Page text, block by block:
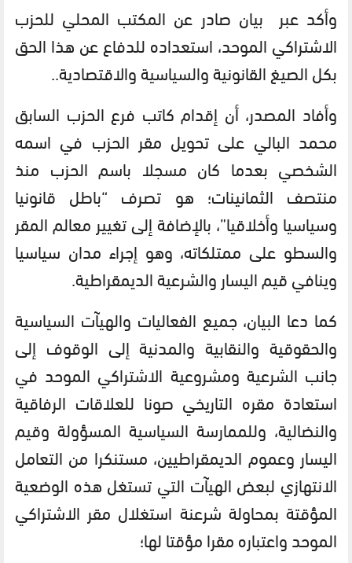
وأكد عبر بيان صادر عن المكتب المحلي للحزب
الاشتراكي الموحد، استعداده للدفاع عن هذا الحق
بكل الصيغ القانونية والسياسية والاقتصادية..
وأفاد المصدر، أن إقدام كاتب فرع الحزب السابق
محمد البالي على تحويل مقر الحزب في اسمه
الشخصي بعدما كان مسجلا باسم الحزب منذ
منتصف الثمانينات؛ هو تصرف “باطل قانونيا
وسياسيا وأخلاقيا”، بالإضافة إلى تغيير معالم المقر
والسطو على ممتلكاته، وهو إجراء مدان سياسيا
وينافي قيم اليسار والشرعية الديمقراطية.
كما دعا البيان، جميع الفعاليات والهيآت السياسية
والحقوقية والنقابية والمدنية إلى الوقوف إلى
جانب الشرعية ومشروعية الاشتراكي الموحد في
استعادة مقره التاريخي صونا للعلاقات الرفاقية
والنضالية، وللممارسة السياسية المسؤولة وقيم
اليسار وعموم الديمقراطيين، مستنكرا من التعامل
الانتهازي لبعض الهيآت التي تستغل هذه الوضعية
المؤقتة بمحاولة شرعنة استغلال مقر الاشتراكي
الموحد واعتباره مقرا مؤقتا لها؛